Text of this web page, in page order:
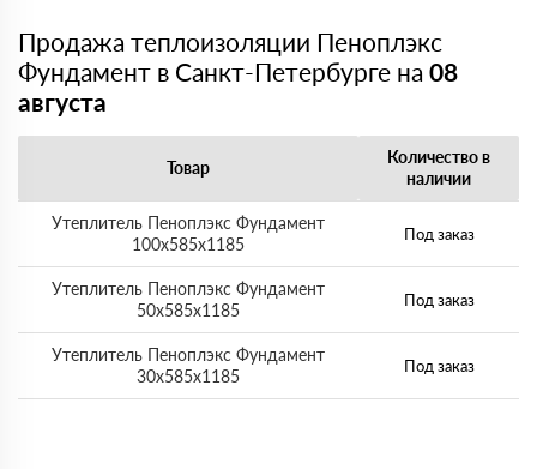
Продажа теплоизоляции Пеноплэкс
Фундамент в Санкт-Петербурге на 08
августа
Товар
Количество в
наличии
Утеплитель Пеноплэкс Фундамент
100х585х1185
Под заказ
Утеплитель Пеноплэкс Фундамент
50х585х1185
Под заказ
Утеплитель Пеноплэкс Фундамент
30х585х1185
Под заказ